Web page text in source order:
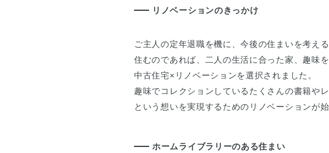
リノベーションのきっかけ
ご主人の定年退職を機に、今後の住まいを考え
住むのであれば、二人の生活に合った家、趣味
中古住宅×リノベーションを選択されました。
趣味でコレクションしているたくさんの書籍や
という想いを実現するためのリノベーションが始
ホームライブラリーのある住まい